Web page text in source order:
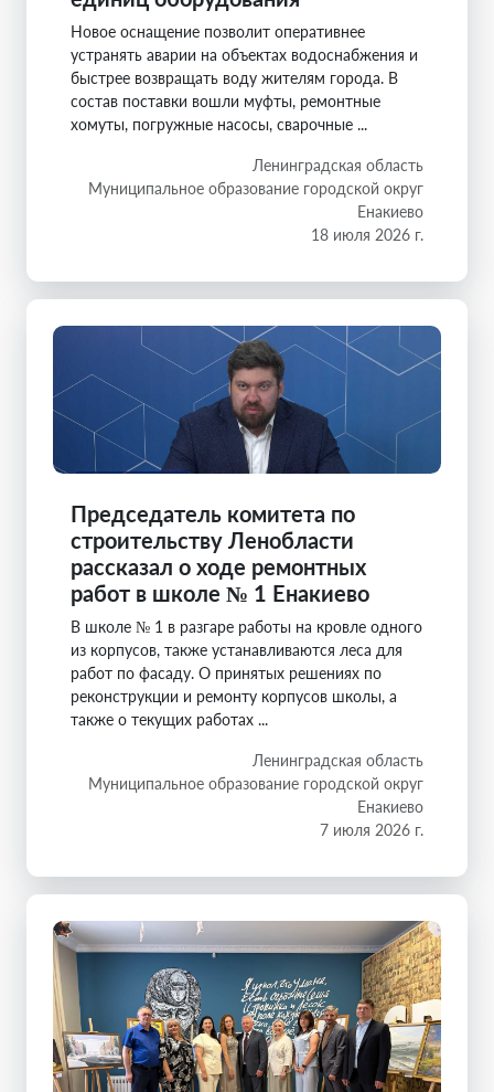
Новое оснащение позволит оперативнее
устранять аварии на объектах водоснабжения и
быстрее возвращать воду жителям города. В
состав поставки вошли муфты, ремонтные
хомуты, погружные насосы, сварочные ...
Ленинградская область
Муниципальное образование городской округ
Енакиево
18 июля 2026 г.
Председатель комитета по
строительству Ленобласти
рассказал о ходе ремонтных
работ в школе № 1 Енакиево
В школе № 1 в разгаре работы на кровле одного
из корпусов, также устанавливаются леса для
работ по фасаду. О принятых решениях по
реконструкции и ремонту корпусов школы, а
также о текущих работах ...
Ленинградская область
Муниципальное образование городской округ
Енакиево
7 июля 2026 г.